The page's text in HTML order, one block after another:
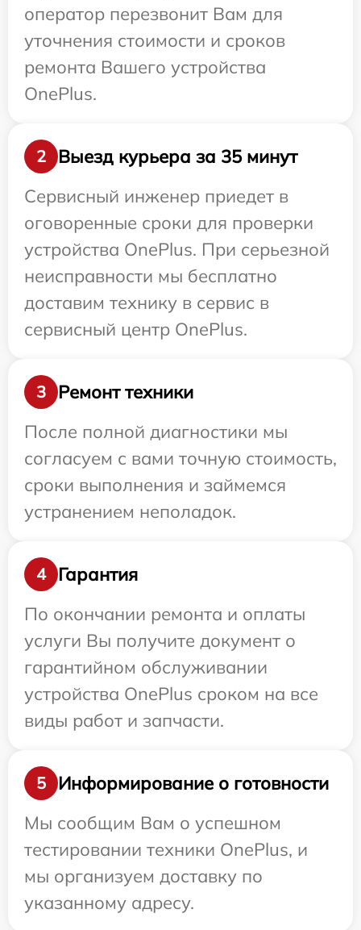
оператор перезвонит Вам для
уточнения стоимости и сроков
ремонта Вашего устройства
OnePlus.
2
Выезд курьера за 35 минут
Сервисный инженер приедет в
оговоренные сроки для проверки
устройства OnePlus. При серьезной
неисправности мы бесплатно
доставим технику в сервис в
сервисный центр OnePlus.
3
Ремонт техники
После полной диагностики мы
согласуем с вами точную стоимость,
сроки выполнения и займемся
устранением неполадок.
4
Гарантия
По окончании ремонта и оплаты
услуги Вы получите документ о
гарантийном обслуживании
устройства OnePlus сроком на все
виды работ и запчасти.
5
Информирование о готовности
Мы сообщим Вам о успешном
тестировании техники OnePlus, и
мы организуем доставку по
указанному адресу.